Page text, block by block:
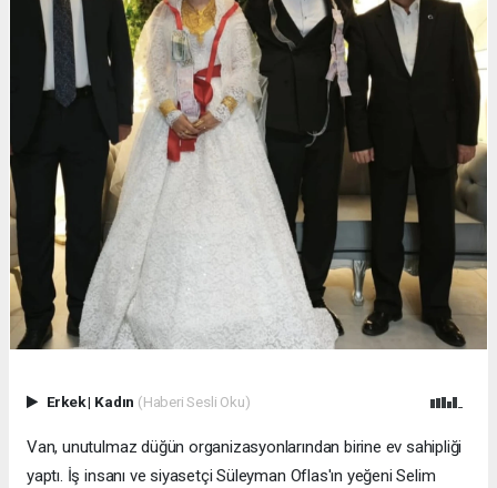
Erkek| Kadın (Haberi Sesli Oku)
Van, unutulmaz düğün organizasyonlarından birine ev sahipliği
yaptı. İş insanı ve siyasetçi Süleyman Oflas'ın yeğeni Selim